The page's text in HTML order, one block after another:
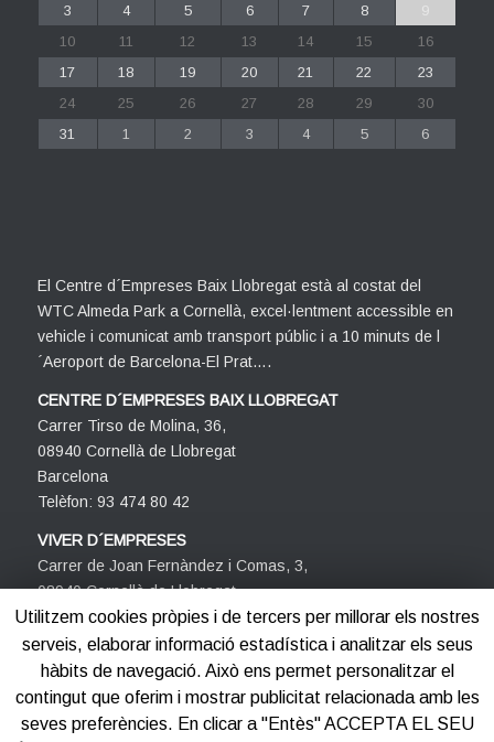
3
4 5 6 7 8
9
10
11 12 13 14 15
16
17
18 19 20 21 22
23
24
25 26 27 28 29
30
31
1 2 3 4 5 6
El Centre d´Empreses Baix Llobregat està al costat del
WTC Almeda Park a Cornellà, excel·lentment accessible en
vehicle i comunicat amb transport públic i a 10 minuts de l
´Aeroport de Barcelona-El Prat….
CENTRE D´EMPRESES BAIX LLOBREGAT
Carrer Tirso de Molina, 36,
08940 Cornellà de Llobregat
Barcelona
Telèfon: 93 474 80 42
VIVER D´EMPRESES
Carrer de Joan Fernàndez i Comas, 3,
08940 Cornellà de Llobregat
Barcelona
Telèfon: 93 474 80 42
Utilitzem cookies pròpies i de tercers per millorar els nostres
serveis, elaborar informació estadística i analitzar els seus
hàbits de navegació. Això ens permet personalitzar el
contingut que oferim i mostrar publicitat relacionada amb les
seves preferències. En clicar a "Entès" ACCEPTA EL SEU